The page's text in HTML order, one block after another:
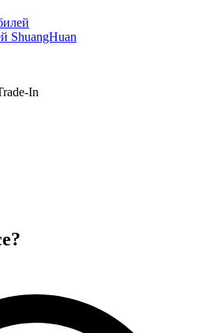
ShuangHuan